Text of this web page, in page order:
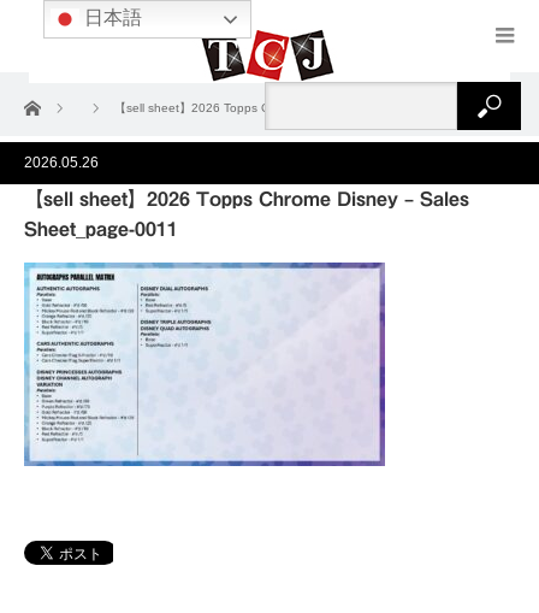
ホーム 【sell sheet】2026 Topps Chrome Disney – Sales Sheet_page-0011
2026.05.26
【sell sheet】2026 Topps Chrome Disney – Sales
Sheet_page-0011
日本語